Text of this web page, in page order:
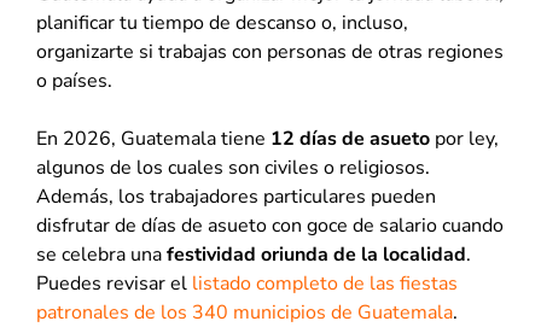
planificar tu tiempo de descanso o, incluso,
organizarte si trabajas con personas de otras regiones
o países.
En 2026, Guatemala tiene 12 días de asueto por ley,
algunos de los cuales son civiles o religiosos.
Además, los trabajadores particulares pueden
disfrutar de días de asueto con goce de salario cuando
se celebra unafestividad oriunda de la localidad.
Puedes revisar el listado completo de las fiestas
patronales de los 340 municipios de Guatemala.